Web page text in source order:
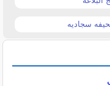
سجادیه